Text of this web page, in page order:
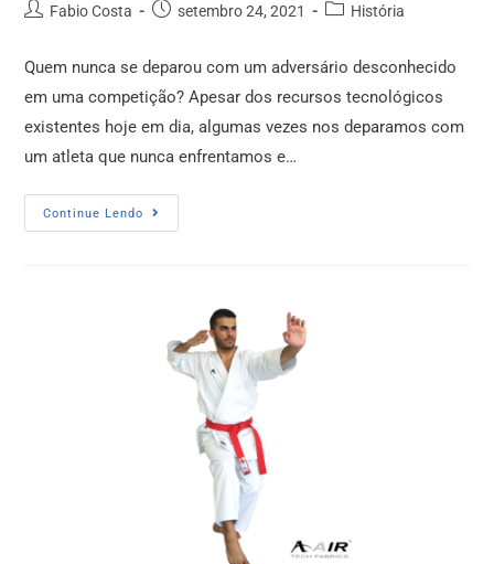
Fabio Costa setembro 24, 2021 História
Quem nunca se deparou com um adversário desconhecido
em uma competição? Apesar dos recursos tecnológicos
existentes hoje em dia, algumas vezes nos deparamos com
um atleta que nunca enfrentamos e…
Continue Lendo